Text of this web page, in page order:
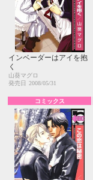
インベーダーはアイを抱
く
山葵マグロ
発売日 2008/05/31
コミックス